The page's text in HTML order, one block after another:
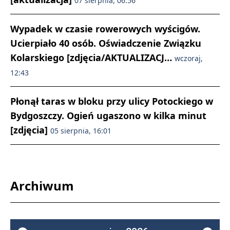
Wypadek w czasie rowerowych wyścigów.
Ucierpiało 40 osób. Oświadczenie Związku
Kolarskiego [zdjęcia/AKTUALIZACJ… wczoraj,
12:43
Płonął taras w bloku przy ulicy Potockiego w
Bydgoszczy. Ogień ugaszono w kilka minut
[zdjęcia] 05 sierpnia, 16:01
Archiwum